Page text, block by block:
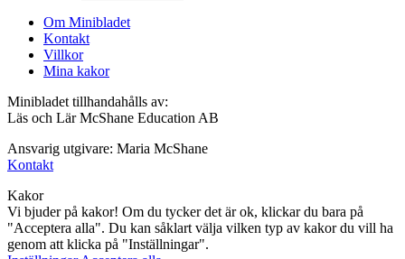
Om Minibladet
Kontakt
Villkor
Mina kakor
Minibladet tillhandahålls av:
Läs och Lär McShane Education AB
Ansvarig utgivare: Maria McShane
Kontakt
Kakor
Vi bjuder på kakor! Om du tycker det är ok, klickar du bara på
"Acceptera alla". Du kan såklart välja vilken typ av kakor du vill ha
genom att klicka på "Inställningar".